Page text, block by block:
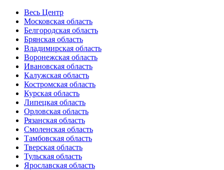
Весь Центр
Московская область
Белгородская область
Брянская область
Владимирская область
Воронежская область
Ивановская область
Калужская область
Костромская область
Курская область
Липецкая область
Орловская область
Рязанская область
Смоленская область
Тамбовская область
Тверская область
Тульская область
Ярославская область